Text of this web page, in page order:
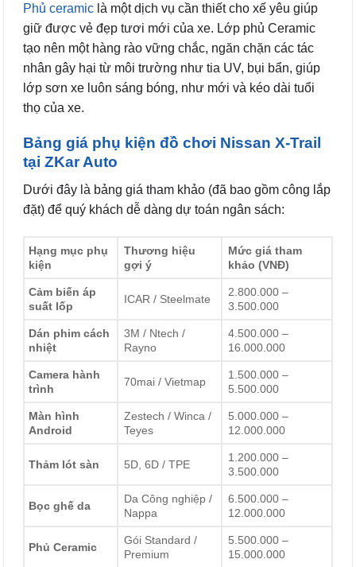
Phủ ceramic là một dịch vụ cần thiết cho xế yêu giúp
giữ được vẻ đẹp tươi mới của xe. Lớp phủ Ceramic
tạo nên một hàng rào vững chắc, ngăn chặn các tác
nhân gây hại từ môi trường như tia UV, bụi bẩn, giúp
lớp sơn xe luôn sáng bóng, như mới và kéo dài tuổi
thọ của xe.
Bảng giá phụ kiện đồ chơi Nissan X-Trail
tại ZKar Auto
Dưới đây là bảng giá tham khảo (đã bao gồm công lắp
đặt) để quý khách dễ dàng dự toán ngân sách:
Hạng mục phụ
kiện
Thương hiệu
gợi ý
Mức giá tham
khảo (VNĐ)
Cảm biến áp
suất lốp
ICAR / Steelmate
2.800.000 –
3.500.000
Dán phim cách
nhiệt
3M / Ntech /
Rayno
4.500.000 –
16.000.000
Camera hành
trình
70mai / Vietmap
1.500.000 –
5.500.000
Màn hình
Android
Zestech / Winca /
Teyes
5.000.000 –
12.000.000
Thảm lót sàn 5D, 6D / TPE
1.200.000 –
3.500.000
Bọc ghế da
Da Công nghiệp /
Nappa
6.500.000 –
12.000.000
Phủ Ceramic
Gói Standard /
Premium
5.500.000 –
15.000.000